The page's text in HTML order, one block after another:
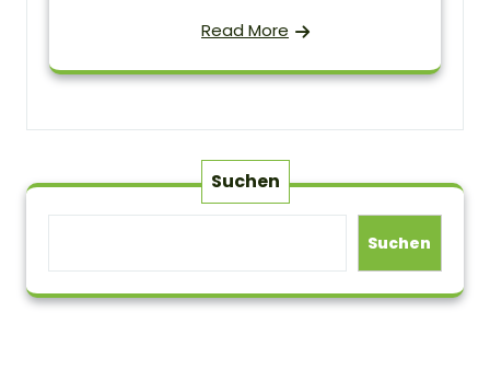
Read More
Suchen
Suchen